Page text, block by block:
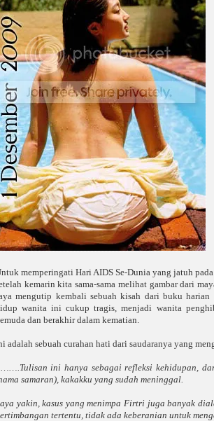
memperingati Hari AIDS Se-Dunia yang jatuh
kemarin kita sama-sama melihat gambar dari
mengutip kembali sebuah kisah dari buku
wanita ini cukup tragis, menjadi wanita
dan berakhir dalam kematian.
adalah sebuah curahan hati dari saudaranya yang
…….Tulisan ini hanya sebagai refleksi kehidupan,
samaran), kakakku yang sudah meninggal.
yakin, kasus yang menimpa Firtri juga banyak
tertentu, tidak ada keberanian untuk